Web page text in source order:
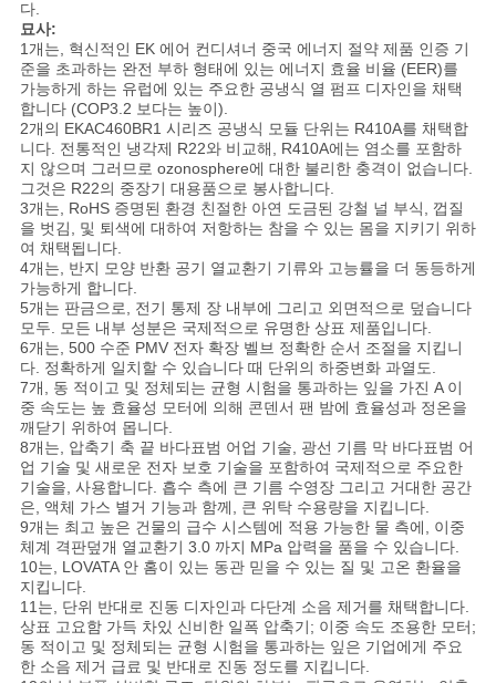
다.
묘사:
1개는, 혁신적인 EK 에어 컨디셔너 중국 에너지 절약 제품 인증 기
준을 초과하는 완전 부하 형태에 있는 에너지 효율 비율 (EER)를
가능하게 하는 유럽에 있는 주요한 공냉식 열 펌프 디자인을 채택
합니다 (COP3.2 보다는 높이).
2개의 EKAC460BR1 시리즈 공냉식 모듈 단위는 R410A를 채택합
니다. 전통적인 냉각제 R22와 비교해, R410A에는 염소를 포함하
지 않으며 그러므로 ozonosphere에 대한 불리한 충격이 없습니다.
그것은 R22의 중장기 대용품으로 봉사합니다.
3개는, RoHS 증명된 환경 친절한 아연 도금된 강철 널 부식, 껍질
을 벗김, 및 퇴색에 대하여 저항하는 참을 수 있는 몸을 지키기 위하
여 채택됩니다.
4개는, 반지 모양 반환 공기 열교환기 기류와 고능률을 더 동등하게
가능하게 합니다.
5개는 판금으로, 전기 통제 장 내부에 그리고 외면적으로 덮습니다
모두. 모든 내부 성분은 국제적으로 유명한 상표 제품입니다.
6개는, 500 수준 PMV 전자 확장 벨브 정확한 순서 조절을 지킵니
다. 정확하게 일치할 수 있습니다 때 단위의 하중변화 과열도.
7개, 동 적이고 및 정체되는 균형 시험을 통과하는 잎을 가진 A 이
중 속도는 높 효율성 모터에 의해 콘덴서 팬 밤에 효율성과 정온을
깨닫기 위하여 몹니다.
8개는, 압축기 축 끝 바다표범 어업 기술, 광선 기름 막 바다표범 어
업 기술 및 새로운 전자 보호 기술을 포함하여 국제적으로 주요한
기술을, 사용합니다. 흡수 측에 큰 기름 수영장 그리고 거대한 공간
은, 액체 가스 별거 기능과 함께, 큰 위탁 수용량을 지킵니다.
9개는 최고 높은 건물의 급수 시스템에 적용 가능한 물 측에, 이중
체계 격판덮개 열교환기 3.0 까지 MPa 압력을 품을 수 있습니다.
10는, LOVATA 안 홈이 있는 동관 믿을 수 있는 질 및 고온 환율을
지킵니다.
11는, 단위 반대로 진동 디자인과 다단계 소음 제거를 채택합니다.
상표 고요함 가득 차있 신비한 일폭 압축기; 이중 속도 조용한 모터;
동 적이고 및 정체되는 균형 시험을 통과하는 잎은 기업에게 주요
한 소음 제거 급료 및 반대로 진동 정도를 지킵니다.